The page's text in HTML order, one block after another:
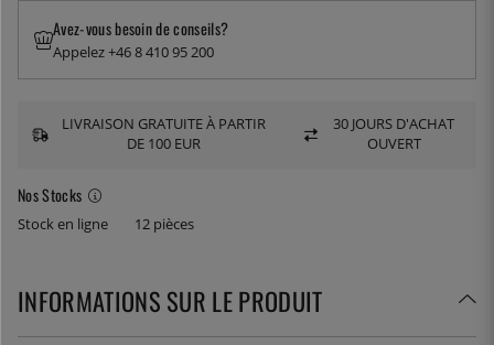
Nos Stocks
Stock en ligne 12 pièces
Avez-vous besoin de conseils?
Appelez +46 8 410 95 200
LIVRAISON GRATUITE À PARTIR
DE 100 EUR
30 JOURS D'ACHAT
OUVERT
INFORMATIONS SUR LE PRODUIT